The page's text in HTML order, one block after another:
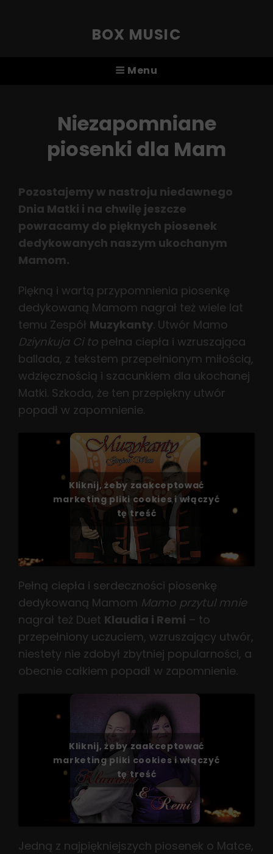
BOX MUSIC
Menu
Niezapomniane
piosenki dla Mam
Pozostajemy w nastroju niedawnego
Dnia Matki i na chwilę jeszcze
powracamy do pięknych piosenek
dedykowanych naszym ukochanym
Mamom.
Piękną i wartą przypomnienia piosenkę
dedykowaną Mamom nagrał też wiele lat
temu Zespół Muzykanty. Utwór Mamo
Dziynkuja Ci to pełna ciepła i wzruszająca
ballada, z tekstem przepełnionym miłością,
wdzięcznością i szacunkiem dla ukochanej
Matki. Szkoda, że ten przepiękny utwór
popadł w zapomnienie.
Kliknij, żeby zaakceptować
marketing pliki cookies i włączyć
tę treść
Pełną ciepła i serdeczności piosenkę
dedykowaną Mamom Mamo przytul mnie
nagrał też Duet Klaudia i Remi – to
przepełniony uczuciem, wzruszający utwór,
niestety nie zdobył zbytniej popularności, a
obecnie całkiem popadł w zapomnienie.
Kliknij, żeby zaakceptować
marketing pliki cookies i włączyć
tę treść
Jedną z najpiękniejszych piosenek o Matce,